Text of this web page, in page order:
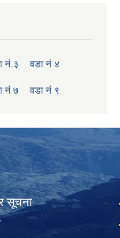
नं.३ वडा नं ४
नं ७ वडा नं ९
सूचना